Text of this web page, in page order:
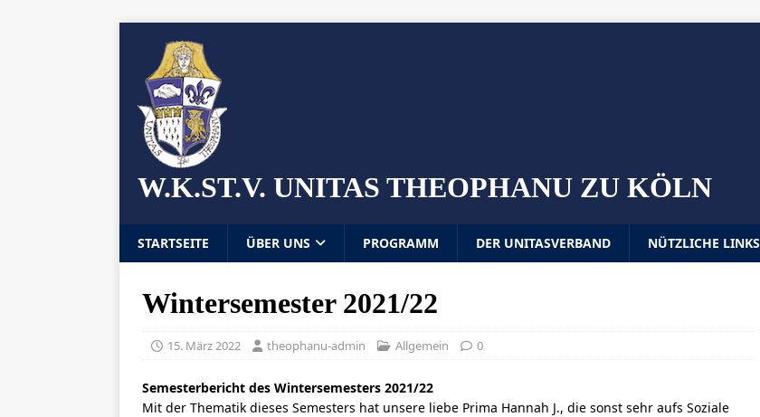
W.K.ST.V. UNITAS THEOPHANU ZU KÖLN
STARTSEITE ÜBER UNS PROGRAMM DER UNITASVERBAND NÜTZLICHE LINKS
Wintersemester 2021/22
15. März 2022 theophanu-admin Allgemein 0
Semesterbericht des Wintersemesters 2021/22
Mit der Thematik dieses Semesters hat unsere liebe Prima Hannah J., die sonst sehr aufs Soziale